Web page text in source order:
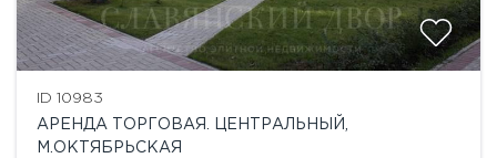
ID 10983
АРЕНДА ТОРГОВАЯ. ЦЕНТРАЛЬНЫЙ,
М.ОКТЯБРЬСКАЯ